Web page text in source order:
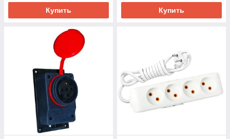
Купить Купить